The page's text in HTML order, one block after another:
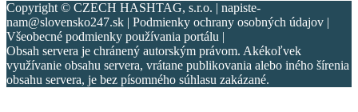
Copyright © CZECH HASHTAG, s.r.o. | napiste-
nam@slovensko247.sk | Podmienky ochrany osobných údajov |
Všeobecné podmienky používania portálu |
Obsah servera je chránený autorským právom. Akékoľvek
využívanie obsahu servera, vrátane publikovania alebo iného šírenia
obsahu servera, je bez písomného súhlasu zakázané.